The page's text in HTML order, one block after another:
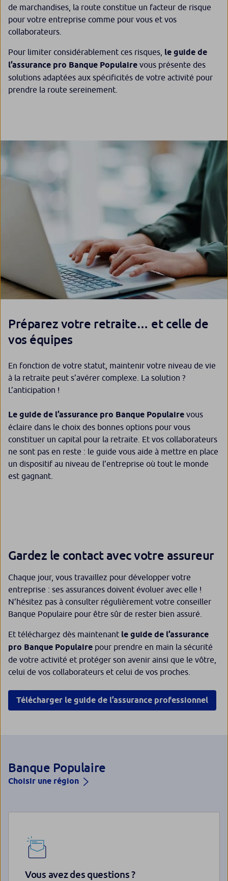
de marchandises, la route constitue un facteur de risque
pour votre entreprise comme pour vous et vos
collaborateurs.
Pour limiter considérablement ces risques, le guide de
l’assurance pro Banque Populaire vous présente des
solutions adaptées aux spécificités de votre activité pour
prendre la route sereinement.
Préparez votre retraite… et celle de
vos équipes
En fonction de votre statut, maintenir votre niveau de vie
à la retraite peut s’avérer complexe. La solution ?
L’anticipation !
Le guide de l’assurance pro Banque Populaire vous
éclaire dans le choix des bonnes options pour vous
constituer un capital pour la retraite. Et vos collaborateurs
ne sont pas en reste : le guide vous aide à mettre en place
un dispositif au niveau de l’entreprise où tout le monde
est gagnant.
Gardez le contact avec votre assureur
Chaque jour, vous travaillez pour développer votre
entreprise : ses assurances doivent évoluer avec elle !
N’hésitez pas à consulter régulièrement votre conseiller
Banque Populaire pour être sûr de rester bien assuré.
Et téléchargez dès maintenant le guide de l’assurance
pro Banque Populaire pour prendre en main la sécurité
de votre activité et protéger son avenir ainsi que le vôtre,
celui de vos collaborateurs et celui de vos proches.
Télécharger le guide de l’assurance professionnel
Banque Populaire
Choisir une région
Vous avez des questions ?